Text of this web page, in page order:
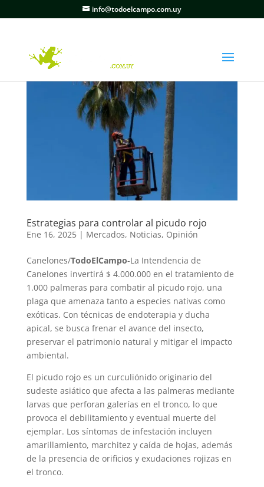
info@todoelcampo.com.uy
Estrategias para controlar al picudo rojo
Ene 16, 2025| Mercados, Noticias, Opinión
Canelones/TodoElCampo-La Intendencia de
Canelones invertirá $ 4.000.000 en el tratamiento de
1.000 palmeras para combatir al picudo rojo, una
plaga que amenaza tanto a especies nativas como
exóticas. Con técnicas de endoterapia y ducha
apical, se busca frenar el avance del insecto,
preservar el patrimonio natural y mitigar el impacto
ambiental.
El picudo rojo es un curculiónido originario del
sudeste asiático que afecta a las palmeras mediante
larvas que perforan galerías en el tronco, lo que
provoca el debilitamiento y eventual muerte del
ejemplar. Los síntomas de infestación incluyen
amarillamiento, marchitez y caída de hojas, además
de la presencia de orificios y exudaciones rojizas en
el tronco.